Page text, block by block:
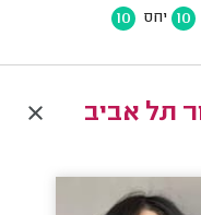
10 יחס 10
תל אביב